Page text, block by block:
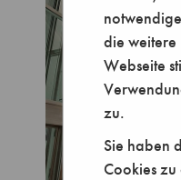
die
Webseite
zu.
Sie haben
Cookies